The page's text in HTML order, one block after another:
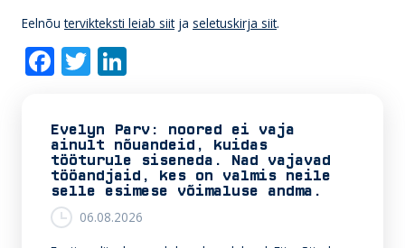
Eelnõutervikteksti leiab siitja seletuskirja siit.
F
e
b
o
o
k
T
itt
er
k
e
dI
n
Evelyn Parv: noored ei vaja
ainult nõuandeid, kuidas
tööturule siseneda. Nad vajavad
tööandjaid, kes on valmis neile
selle esimese võimaluse andma.
06.08.2026